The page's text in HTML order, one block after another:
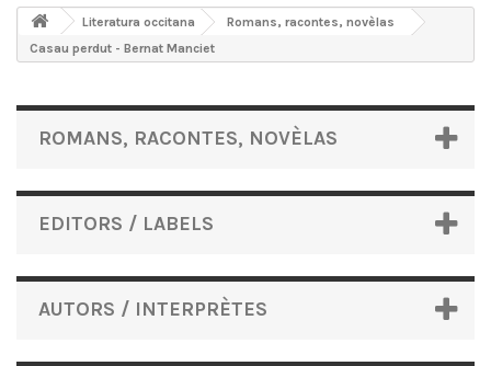
Literatura occitana
Romans, racontes, novèlas
Casau perdut - Bernat Manciet
ROMANS, RACONTES, NOVÈLAS
EDITORS / LABELS
AUTORS / INTERPRÈTES